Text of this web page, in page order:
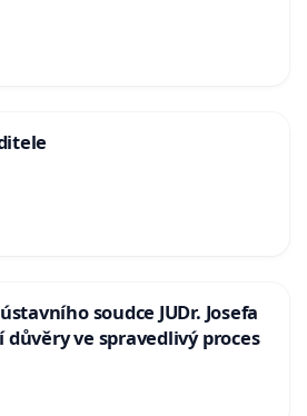
soudce JUDr. Josefa
důvěry ve spravedlivý proces